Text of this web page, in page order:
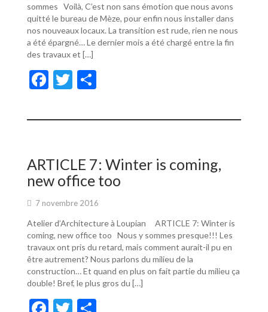
sommes Voilà, C’est non sans émotion que nous avons
quitté le bureau de Mèze, pour enfin nous installer dans
nos nouveaux locaux. La transition est rude, rien ne nous
a été épargné… Le dernier mois a été chargé entre la fin
des travaux et […]
F
e
o
o
k
T
itt ta
er
ARTICLE 7: Winter is coming,
new office too
7 novembre 2016
Atelier d’Architecture à Loupian ARTICLE 7: Winter is
coming, new office too Nous y sommes presque!!! Les
travaux ont pris du retard, mais comment aurait-il pu en
être autrement? Nous parlons du milieu de la
construction… Et quand en plus on fait partie du milieu ça
double! Bref, le plus gros du […]